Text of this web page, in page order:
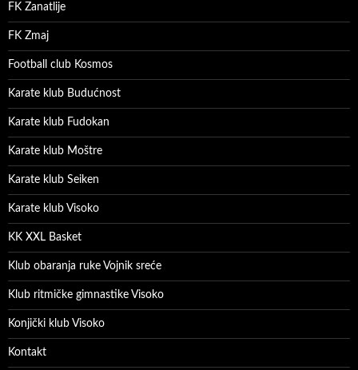
FK Zanatlije
FK Zmaj
Football club Kosmos
Karate klub Budućnost
Karate klub Fudokan
Karate klub Moštre
Karate klub Seiken
Karate klub Visoko
KK XXL Basket
Klub obaranja ruke Vojnik sreće
Klub ritmičke gimnastike Visoko
Konjički klub Visoko
Kontakt